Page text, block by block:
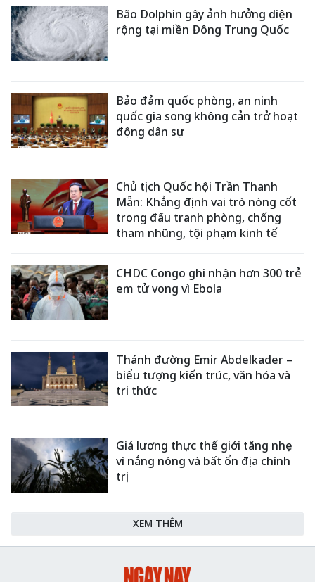
Bão Dolphin gây ảnh hưởng diện
rộng tại miền Đông Trung Quốc
Bảo đảm quốc phòng, an ninh
quốc gia song không cản trở hoạt
động dân sự
Chủ tịch Quốc hội Trần Thanh
Mẫn: Khẳng định vai trò nòng cốt
trong đấu tranh phòng, chống
tham nhũng, tội phạm kinh tế
CHDC Congo ghi nhận hơn 300 trẻ
em tử vong vì Ebola
Thánh đường Emir Abdelkader –
biểu tượng kiến trúc, văn hóa và
tri thức
Giá lương thực thế giới tăng nhẹ
vì nắng nóng và bất ổn địa chính
trị
XEM THÊM